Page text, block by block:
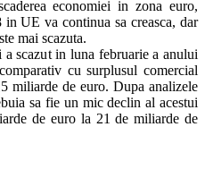
economiei in zona euro,
UE va continua sa creasca, dar
mai scazuta.
scazut in luna februarie a anului
cu surplusul comercial
miliarde de euro. Dupa analizele
sa fie un mic declin al acestui
de euro la 21 de miliarde de